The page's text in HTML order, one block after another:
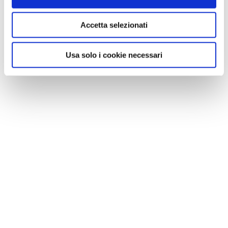
Accetta selezionati
Usa solo i cookie necessari